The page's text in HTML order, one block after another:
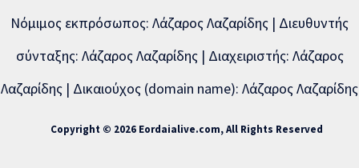
Νόμιμος εκπρόσωπος: Λάζαρος Λαζαρίδης | Διευθυντής
σύνταξης: Λάζαρος Λαζαρίδης | Διαχειριστής: Λάζαρος
Λαζαρίδης | Δικαιούχος (domain name): Λάζαρος Λαζαρίδης
Copyright © 2026 Eordaialive.com, All Rights Reserved